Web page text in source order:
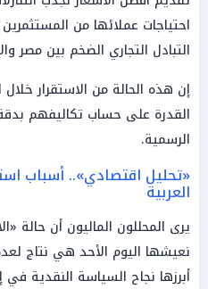
احتياجات عملائها من
التبادل التجاري الضخم بين مصر
إن هذه الحالة من الاستقرار
القدرة على حساب تكاليفهم
الرسمية.
«تحليل اقتصادي».. أسباب
العربية
يرى المحللون الماليون أن حالة
نعيشها اليوم الأحد هي نتاج
أبرزها نجاح السياسة النقدية في